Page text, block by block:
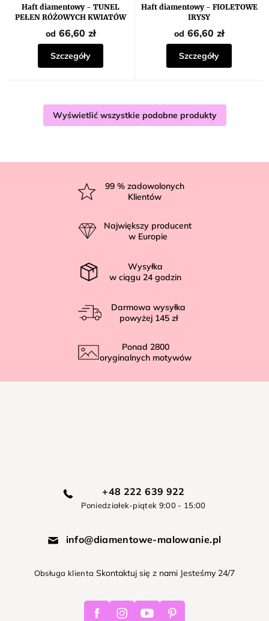
Haft diamentowy - TUNEL
PEŁEN RÓŻOWYCH KWIATÓW
od 66,60 zł
Szczegóły
Haft diamentowy - FIOLETOWE
IRYSY
od 66,60 zł
Szczegóły
Wyświetlić wszystkie podobne produkty
99 % zadowolonych
Klientów
Największy producent
w Europie
Wysyłka
w ciągu 24 godzin
Darmowa wysyłka
powyżej 145 zł
Ponad 2800
oryginalnych motywów
+48 222 639 922
Poniedziałek-piątek 9:00 - 15:00
info@diamentowe-malowanie.pl
Obsługa klienta Skontaktuj się z nami Jesteśmy 24/7
FacebookInstagramYoutube Pinterest